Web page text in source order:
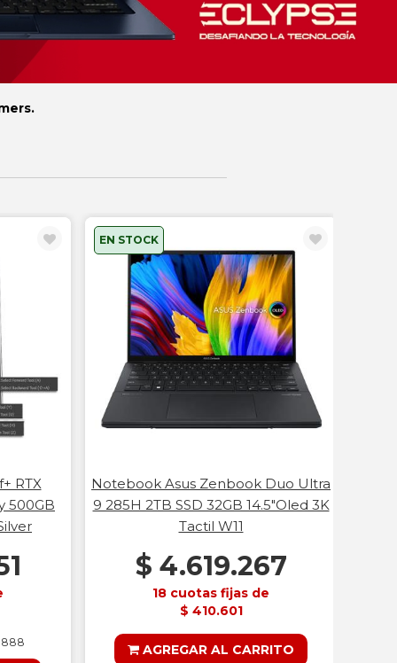
RTX
500GB
Notebook Asus Zenbook Duo Ultra
9 285H 2TB SSD 32GB 14.5"Oled 3K
Tactil W11
$ 4.619.267
18 cuotas fijas de
$ 410.601
AGREGAR AL CARRITO
EN STOCK